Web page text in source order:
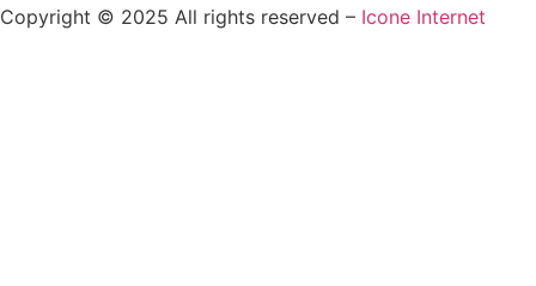
Copyright © 2025 All rights reserved – Icone Internet